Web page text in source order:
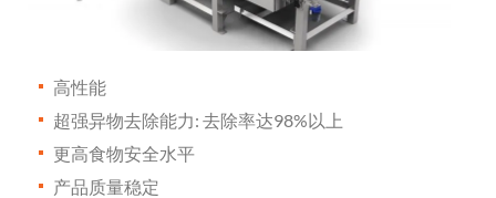
高性能
超强异物去除能力: 去除率达98%以上
更高食物安全水平
产品质量稳定